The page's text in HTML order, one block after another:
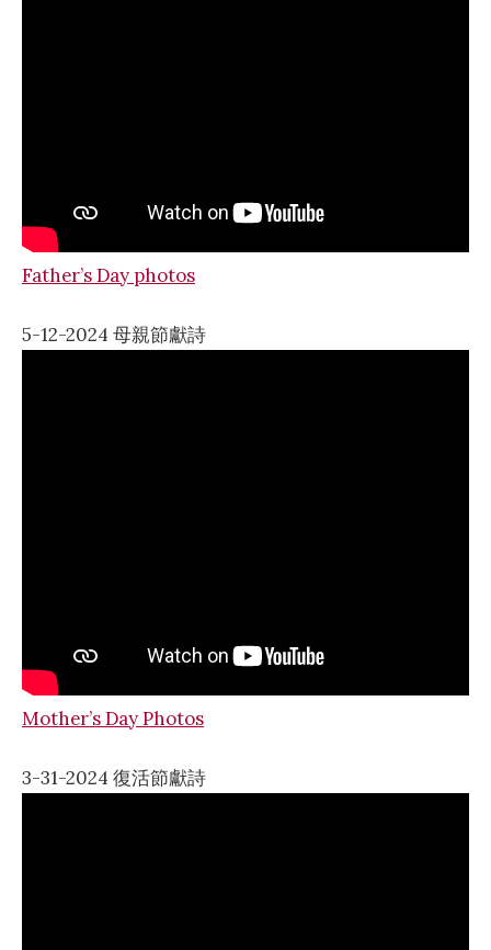
Father’s Day photos
5-12-2024 母親節獻詩
Mother’s Day Photos
3-31-2024 復活節獻詩